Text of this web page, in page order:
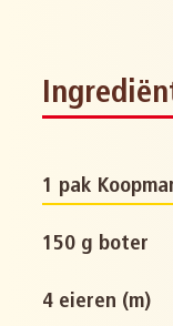
1 pak
150 g boter
4 eieren (m)